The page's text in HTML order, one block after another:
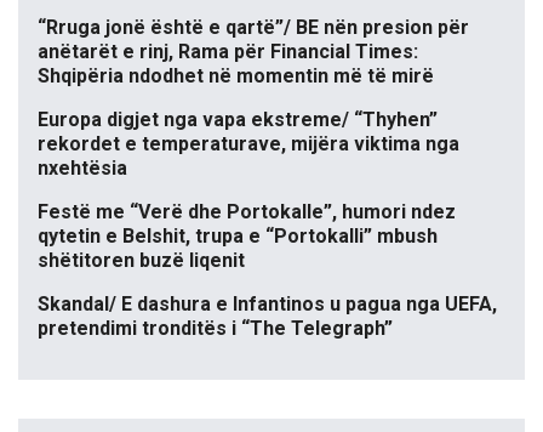
“Rruga jonë është e qartë”/ BE nën presion për
anëtarët e rinj, Rama për Financial Times:
Shqipëria ndodhet në momentin më të mirë
Europa digjet nga vapa ekstreme/ “Thyhen”
rekordet e temperaturave, mijëra viktima nga
nxehtësia
Festë me “Verë dhe Portokalle”, humori ndez
qytetin e Belshit, trupa e “Portokalli” mbush
shëtitoren buzë liqenit
Skandal/ E dashura e Infantinos u pagua nga UEFA,
pretendimi tronditës i “The Telegraph”